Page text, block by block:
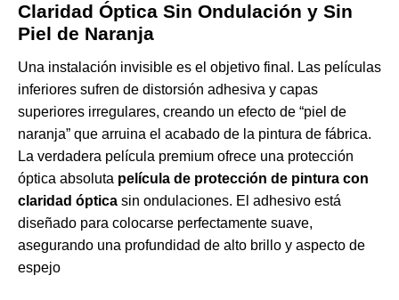
Claridad Óptica Sin Ondulación y Sin
Piel de Naranja
Una instalación invisible es el objetivo final. Las películas
inferiores sufren de distorsión adhesiva y capas
superiores irregulares, creando un efecto de “piel de
naranja” que arruina el acabado de la pintura de fábrica.
La verdadera película premium ofrece una protección
óptica absoluta película de protección de pintura con
claridad óptica sin ondulaciones. El adhesivo está
diseñado para colocarse perfectamente suave,
asegurando una profundidad de alto brillo y aspecto de
espejo